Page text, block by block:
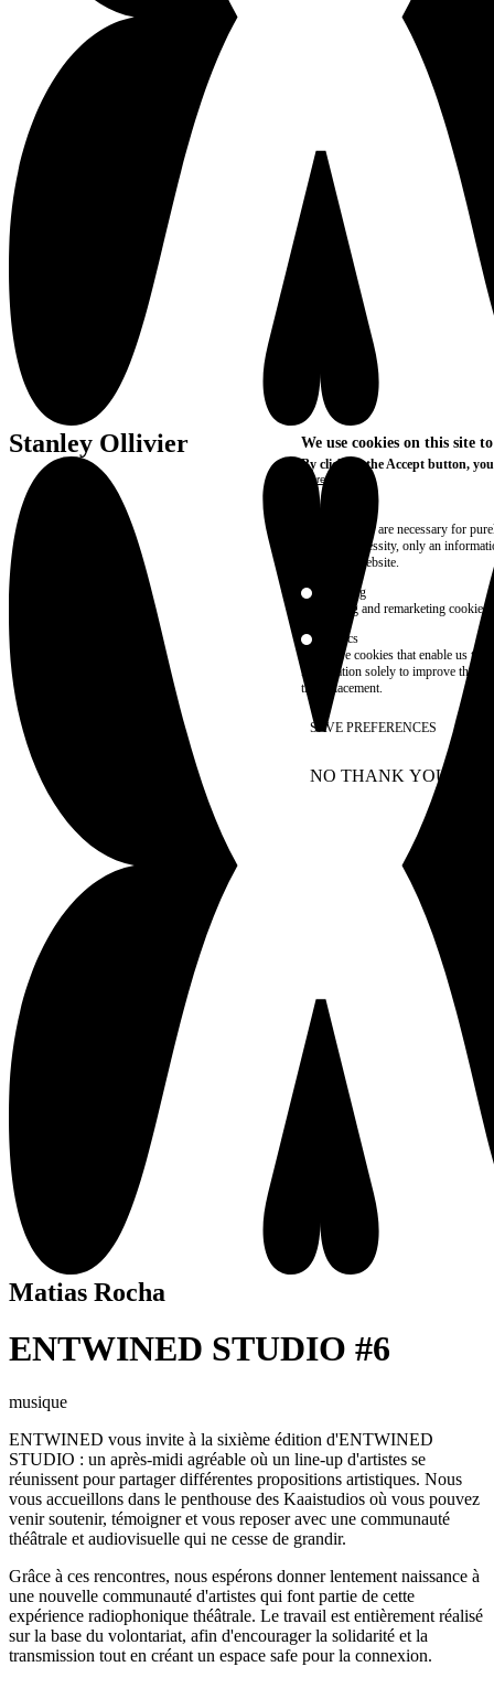
Stanley Ollivier
Matias Rocha
ENTWINED STUDIO #6
musique
ENTWINED vous invite à la sixième édition d'ENTWINED
STUDIO : un après-midi agréable où un line-up d'artistes se
réunissent pour partager différentes propositions artistiques. Nous
vous accueillons dans le penthouse des Kaaistudios où vous pouvez
venir soutenir, témoigner et vous reposer avec une communauté
théâtrale et audiovisuelle qui ne cesse de grandir.
Grâce à ces rencontres, nous espérons donner lentement naissance à
une nouvelle communauté d'artistes qui font partie de cette
expérience radiophonique théâtrale. Le travail est entièrement réalisé
sur la base du volontariat, afin d'encourager la solidarité et la
transmission tout en créant un espace safe pour la connexion.
We use cookies on this site
By clicking the Accept button,
More info
These cookies are necessary for
technical necessity, only an
access the website.
Marketing
advertising and remarketing cookies,
Statistics
These are cookies that enable us
information solely to improve the
their placement.
SAVE PREFERENCES
NO THANK YOU
WITHDRAW